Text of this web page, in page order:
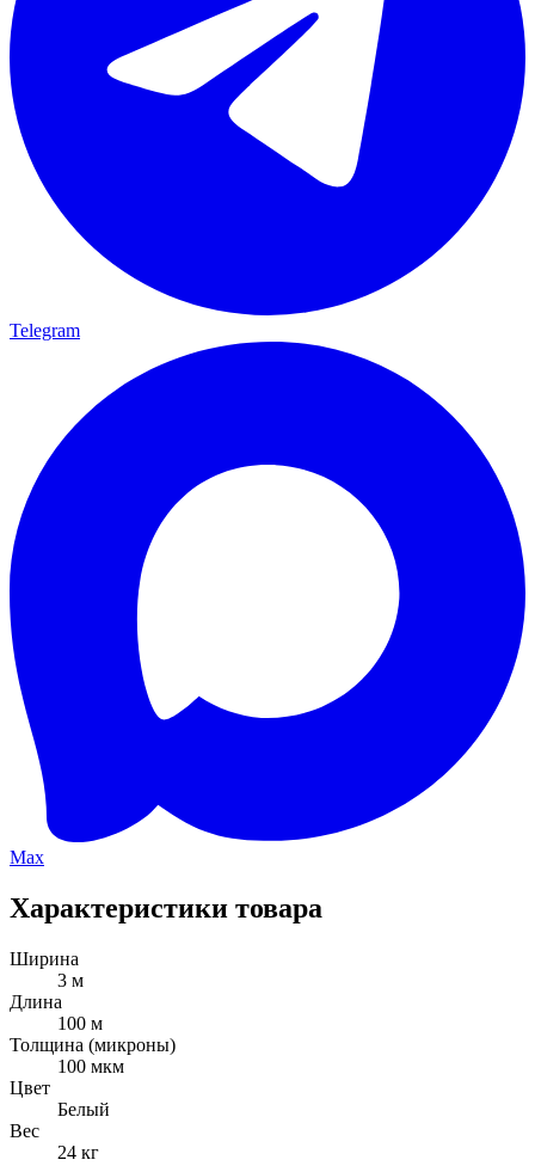
Telegram
Max
Характеристики товара
Ширина
3 м
Длина
100 м
Толщина (микроны)
100 мкм
Цвет
Белый
Вес
24 кг